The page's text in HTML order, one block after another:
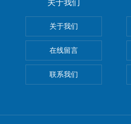
关于我们
关于我们
在线留言
联系我们